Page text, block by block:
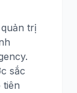
trị
sắc
tiên